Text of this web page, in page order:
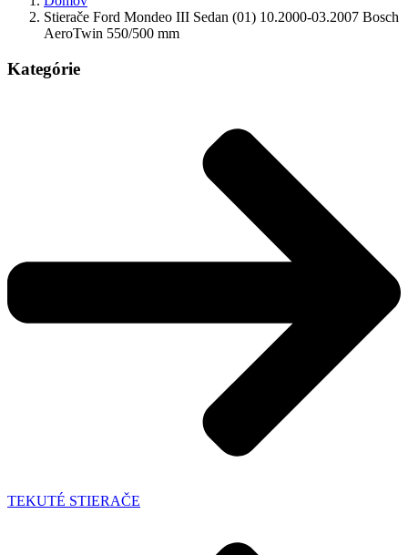
Stierače Ford Mondeo III Sedan (01) 10.2000-03.2007 Bosch
AeroTwin 550/500 mm
Kategórie
TEKUTÉ STIERAČE